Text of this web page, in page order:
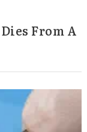
From A